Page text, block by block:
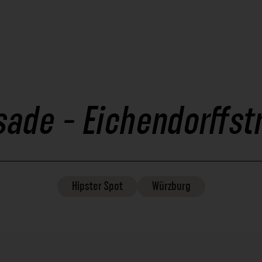
-
HipsterSpot Würzburg